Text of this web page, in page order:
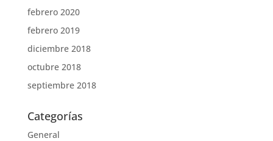
febrero 2020
febrero 2019
diciembre 2018
octubre 2018
septiembre 2018
Categorías
General